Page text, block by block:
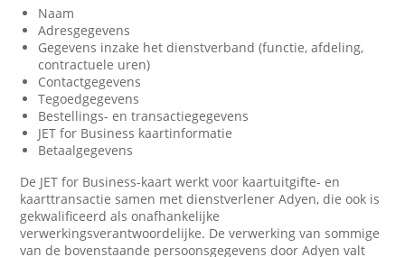
Naam
Adresgegevens
Gegevens inzake het dienstverband (functie, afdeling,
contractuele uren)
Contactgegevens
Tegoedgegevens
Bestellings- en transactiegegevens
JET for Business kaartinformatie
Betaalgegevens
De JET for Business-kaart werkt voor kaartuitgifte- en
kaarttransactie samen met dienstverlener Adyen, die ook is
gekwalificeerd als onafhankelijke
verwerkingsverantwoordelijke. De verwerking van sommige
van de bovenstaande persoonsgegevens door Adyen valt